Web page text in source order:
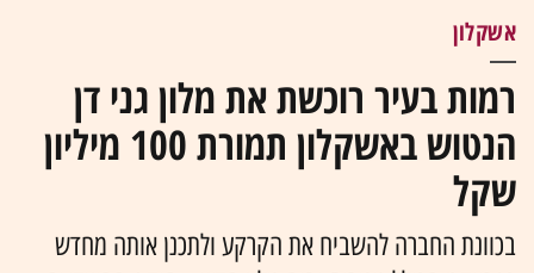
אשקלון
רמות בעיר רוכשת את מלון גני דן
הנטוש באשקלון תמורת 100 מיליון
שקל
בכוונת החברה להשביח את הקרקע ולתכנן אותה מחדש